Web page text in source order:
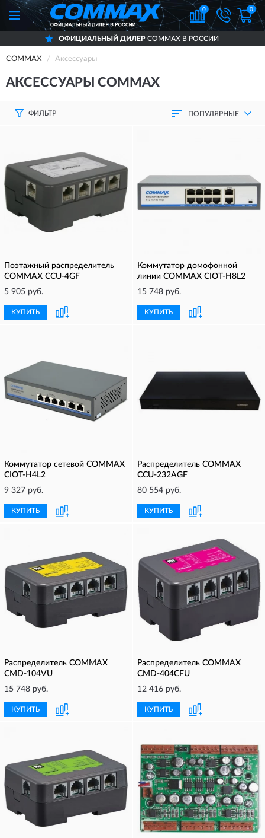
0 0
ОФИЦИАЛЬНЫЙ ДИЛЕР COMMAX В РОССИИ
COMMAX Аксессуары
АКСЕССУАРЫ COMMAX
ФИЛЬТР ПОПУЛЯРНЫЕ
Поэтажный распределитель
COMMAX CCU-4GF
5 905 руб.
КУПИТЬ
Коммутатор домофонной
линии COMMAX CIOT-H8L2
15 748 руб.
КУПИТЬ
Коммутатор сетевой COMMAX
CIOT-H4L2
9 327 руб.
КУПИТЬ
Распределитель COMMAX
CCU-232AGF
80 554 руб.
КУПИТЬ
Распределитель COMMAX
CMD-104VU
15 748 руб.
КУПИТЬ
Распределитель COMMAX
CMD-404CFU
12 416 руб.
КУПИТЬ